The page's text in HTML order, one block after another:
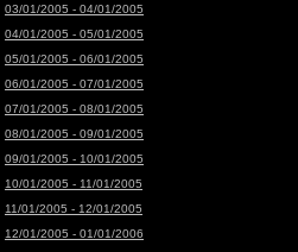
03/01/2005 - 04/01/2005
04/01/2005 - 05/01/2005
05/01/2005 - 06/01/2005
06/01/2005 - 07/01/2005
07/01/2005 - 08/01/2005
08/01/2005 - 09/01/2005
09/01/2005 - 10/01/2005
10/01/2005 - 11/01/2005
11/01/2005 - 12/01/2005
12/01/2005 - 01/01/2006